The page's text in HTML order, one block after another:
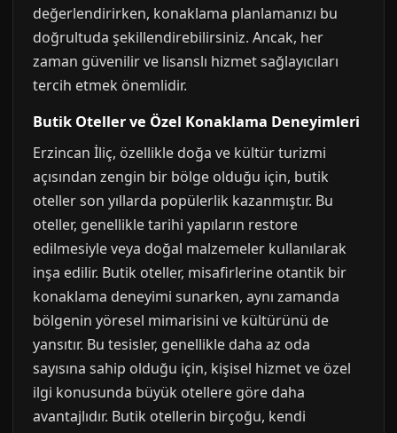
değerlendirirken, konaklama planlamanızı bu
doğrultuda şekillendirebilirsiniz. Ancak, her
zaman güvenilir ve lisanslı hizmet sağlayıcıları
tercih etmek önemlidir.
Butik Oteller ve Özel Konaklama Deneyimleri
Erzincan İliç, özellikle doğa ve kültür turizmi
açısından zengin bir bölge olduğu için, butik
oteller son yıllarda popülerlik kazanmıştır. Bu
oteller, genellikle tarihi yapıların restore
edilmesiyle veya doğal malzemeler kullanılarak
inşa edilir. Butik oteller, misafirlerine otantik bir
konaklama deneyimi sunarken, aynı zamanda
bölgenin yöresel mimarisini ve kültürünü de
yansıtır. Bu tesisler, genellikle daha az oda
sayısına sahip olduğu için, kişisel hizmet ve özel
ilgi konusunda büyük otellere göre daha
avantajlıdır. Butik otellerin birçoğu, kendi